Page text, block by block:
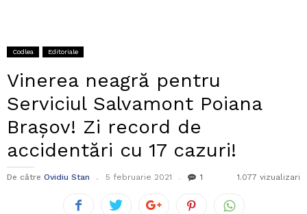
Codlea Editoriale
Vinerea neagră pentru
Serviciul Salvamont Poiana
Brașov! Zi record de
accidentări cu 17 cazuri!
De către Ovidiu Stan 5 februarie 2021 1 1.077 vizualizari